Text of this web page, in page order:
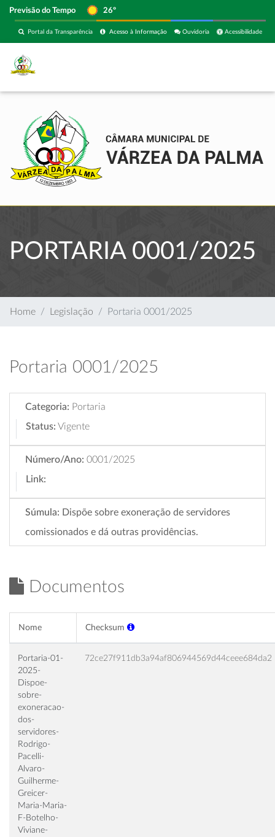
Previsão do Tempo 26º
Acessibilidade
Ouvidoria
Acesso à Informação
Portal da Transparência
PORTARIA 0001/2025
Home Legislação Portaria 0001/2025
Portaria 0001/2025
Categoria: Portaria
Status: Vigente
Número/Ano: 0001/2025
Link:
Súmula: Dispõe sobre exoneração de servidores
comissionados e dá outras providências.
Documentos
Nome Checksum
Portaria-01-
2025-
Dispoe-
sobre-
exoneracao-
dos-
servidores-
Rodrigo-
Pacelli-
Alvaro-
Guilherme-
Greicer-
Maria-Maria-
F-Botelho-
Viviane-
72ce27f911db3a94af806944569d44ceee684da2